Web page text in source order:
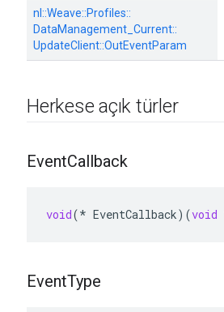
nl::Weave::Profiles::
DataManagement_Current::
UpdateClient::OutEventParam
Herkese açık türler
EventCallback
void(* EventCallback)(void
EventType